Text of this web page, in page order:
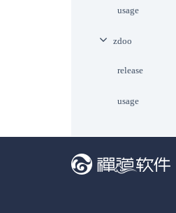
usage
zdoo
release
usage